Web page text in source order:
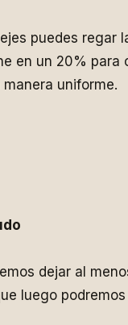
puedes regar
en un 20%
uniforme.
dejar al
luego